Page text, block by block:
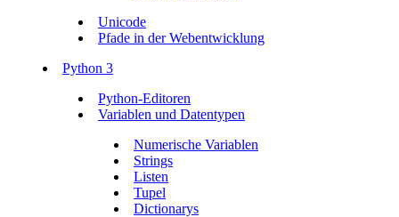
Unicode
Pfade in der Webentwicklung
Python 3
Python-Editoren
Variablen und Datentypen
Numerische Variablen
Strings
Listen
Tupel
Dictionarys